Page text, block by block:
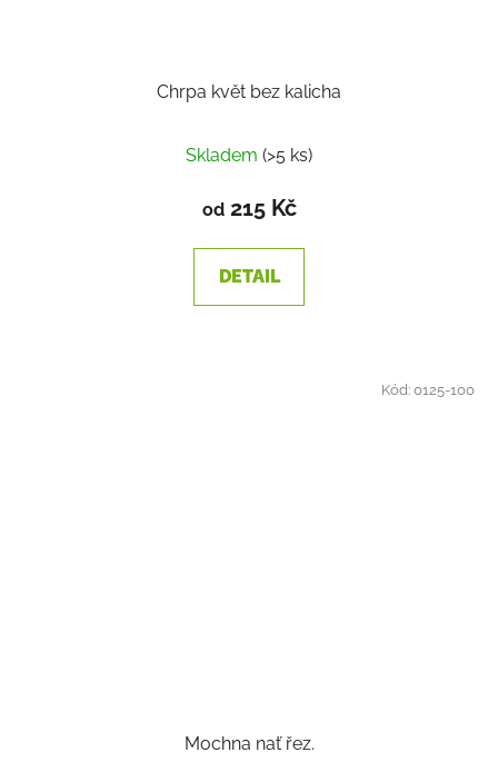
Chrpa květ bez kalicha
Skladem (>5 ks)
od215 Kč
DETAIL
Mochna nať řez.
Kód:0125-100